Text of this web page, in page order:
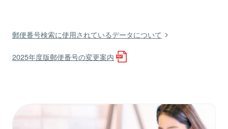
郵便番号検索に使用されているデータについて
2025年度版郵便番号の変更案内